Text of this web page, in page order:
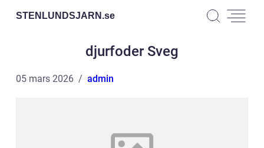
STENLUNDSJARN.se
djurfoder Sveg
05 mars 2026 admin